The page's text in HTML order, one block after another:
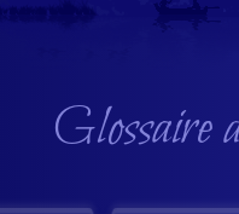
Glossaire